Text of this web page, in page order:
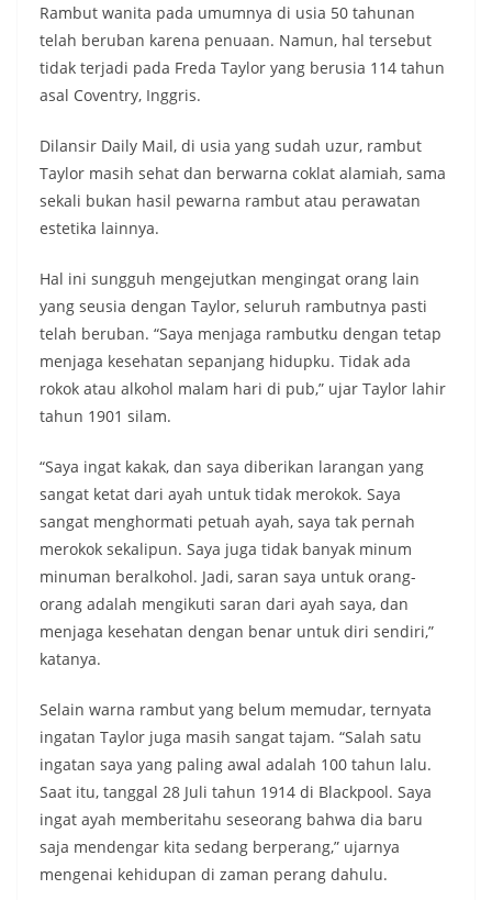
Rambut wanita pada umumnya di usia 50 tahunan
telah beruban karena penuaan. Namun, hal tersebut
tidak terjadi pada Freda Taylor yang berusia 114 tahun
asal Coventry, Inggris.
Dilansir Daily Mail, di usia yang sudah uzur, rambut
Taylor masih sehat dan berwarna coklat alamiah, sama
sekali bukan hasil pewarna rambut atau perawatan
estetika lainnya.
Hal ini sungguh mengejutkan mengingat orang lain
yang seusia dengan Taylor, seluruh rambutnya pasti
telah beruban. “Saya menjaga rambutku dengan tetap
menjaga kesehatan sepanjang hidupku. Tidak ada
rokok atau alkohol malam hari di pub,” ujar Taylor lahir
tahun 1901 silam.
“Saya ingat kakak, dan saya diberikan larangan yang
sangat ketat dari ayah untuk tidak merokok. Saya
sangat menghormati petuah ayah, saya tak pernah
merokok sekalipun. Saya juga tidak banyak minum
minuman beralkohol. Jadi, saran saya untuk orang-
orang adalah mengikuti saran dari ayah saya, dan
menjaga kesehatan dengan benar untuk diri sendiri,”
katanya.
Selain warna rambut yang belum memudar, ternyata
ingatan Taylor juga masih sangat tajam. “Salah satu
ingatan saya yang paling awal adalah 100 tahun lalu.
Saat itu, tanggal 28 Juli tahun 1914 di Blackpool. Saya
ingat ayah memberitahu seseorang bahwa dia baru
saja mendengar kita sedang berperang,” ujarnya
mengenai kehidupan di zaman perang dahulu.